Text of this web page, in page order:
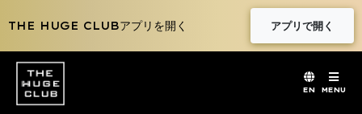
THE HUGE CLUBアプリを開く アプリで開く
EN MENU